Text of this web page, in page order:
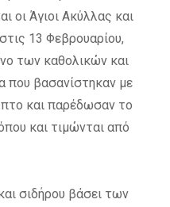
οι Άγιοι Ακύλλας και
13 Φεβρουαρίου,
των καθολικών και
που βασανίστηκαν με
και παρέδωσαν το
και τιμώνται από
σιδήρου βάσει των